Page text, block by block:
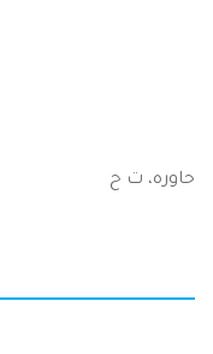
حاوره، ت ح